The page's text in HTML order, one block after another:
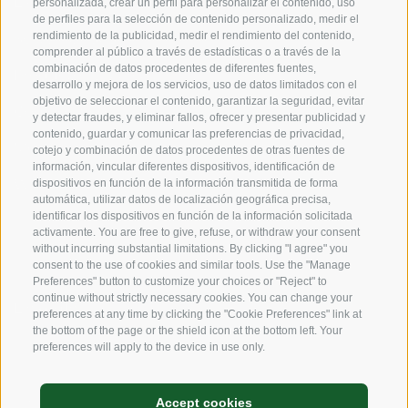
personalizada, crear un perfil para personalizar el contenido, uso
de perfiles para la selección de contenido personalizado, medir el
rendimiento de la publicidad, medir el rendimiento del contenido,
comprender al público a través de estadísticas o a través de la
combinación de datos procedentes de diferentes fuentes,
desarrollo y mejora de los servicios, uso de datos limitados con el
objetivo de seleccionar el contenido, garantizar la seguridad, evitar
y detectar fraudes, y eliminar fallos, ofrecer y presentar publicidad y
contenido, guardar y comunicar las preferencias de privacidad,
cotejo y combinación de datos procedentes de otras fuentes de
información, vincular diferentes dispositivos, identificación de
dispositivos en función de la información transmitida de forma
automática, utilizar datos de localización geográfica precisa,
identificar los dispositivos en función de la información solicitada
activamente. You are free to give, refuse, or withdraw your consent
without incurring substantial limitations. By clicking "I agree" you
consent to the use of cookies and similar tools. Use the "Manage
Preferences" button to customize your choices or "Reject" to
continue without strictly necessary cookies. You can change your
preferences at any time by clicking the "Cookie Preferences" link at
the bottom of the page or the shield icon at the bottom left. Your
preferences will apply to the device in use only.
Accept cookies
Sostenibilidad
Productos y Marcas
Código etico
Modelo de organización
Whistleblowing
SOCIAL MEDIA
LinkedIn